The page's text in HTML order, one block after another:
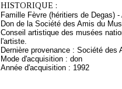
HISTORIQUE :
Famille Fèvre (héritiers de Degas)
Don de la Société des Amis du
Conseil artistique des musées
l'artiste.
Dernière provenance : Société des
Mode d'acquisition : don
Année d'acquisition : 1992